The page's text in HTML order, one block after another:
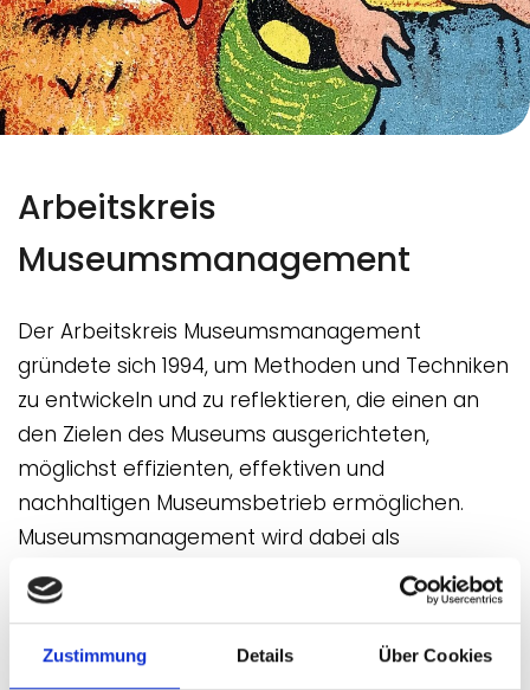
Zustimmung Details Über Cookies
Arbeitskreis
Museumsmanagement
Der Arbeitskreis Museumsmanagement
gründete sich 1994, um Methoden und Techniken
zu entwickeln und zu reflektieren, die einen an
den Zielen des Museums ausgerichteten,
möglichst effizienten, effektiven und
nachhaltigen Museumsbetrieb ermöglichen.
Museumsmanagement wird dabei als
Querschnittsfunktion verstanden, die die
museumsfachlichen Kernaufgaben Forschen,
Sammeln, Dokumentieren, Bewahren, Bilden,
Vermitteln, Kommunizieren und Ausstellen